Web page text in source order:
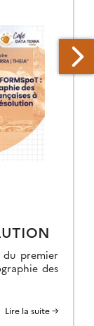
premier
des
Lire la suite →